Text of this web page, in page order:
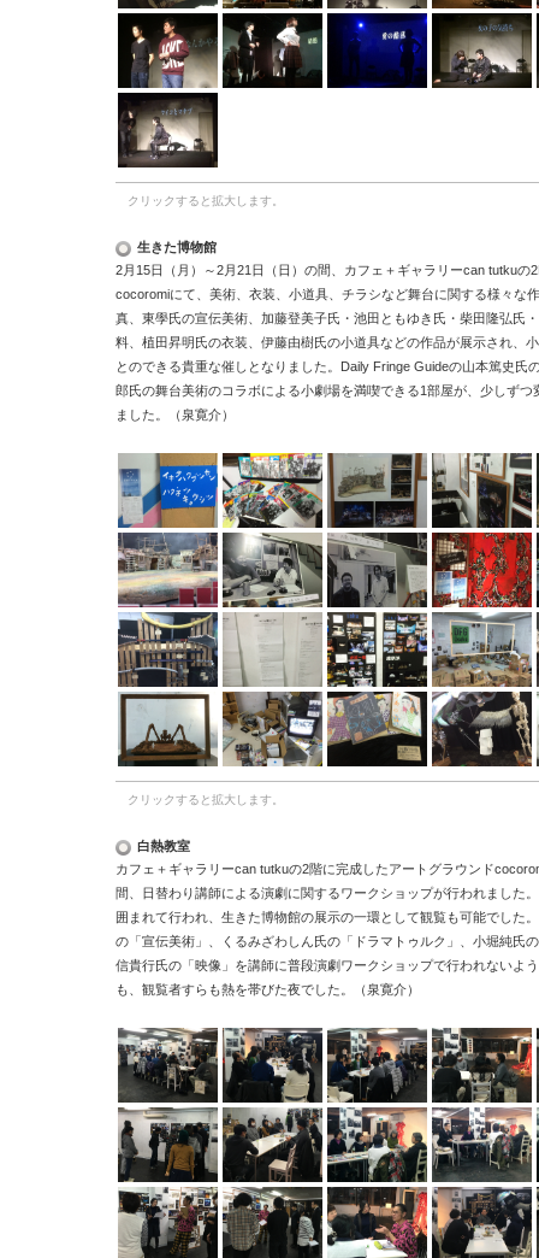
クリックすると拡大します。
生きた博物館
2月 15日（月）～2月21 日（日）の間、カフェ＋ギャラリーcan tutkuの
cocoromiにて、美術、衣装、小道具、チラシなど舞台に関する様々な
真、東學氏の宣伝美術、加藤登美子氏・池田ともゆき氏・柴田隆弘氏
料、植田昇明氏の衣装、伊藤由樹氏の小道具などの作品が展示され、
とのできる貴重な催しとなりました。
Daily Fringe Guideの山本篤史氏
郎氏の舞台美術のコラボによる小劇場を満喫できる1部屋が、少しずつ
ました。（泉寛介）
クリックすると拡大します。
白熱教室
カフェ＋ギャラリーcan tutkuの2階に完成したアートグラウンド
間、日替わり講師による演劇に関するワークショップが行われました
囲まれて行われ、生きた博物館の展示の一環として観覧も可能でした
の「宣伝美術」、くるみざわしん氏の「ドラマトゥルク」、小堀純氏
信貴行氏の「映像」を講師に普段演劇ワークショップで行われないよ
も、観覧者すらも熱を帯びた夜でした。（泉寛介）